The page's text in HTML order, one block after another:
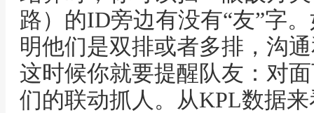
路）的ID旁边有没有“友”字
明他们是双排或者多排，沟
这时候你就要提醒队友：对
们的联动抓人。从KPL数据